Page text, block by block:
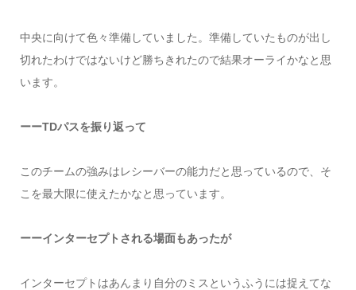
中央に向けて色々準備していました。準備していたものが出し
切れたわけではないけど勝ちきれたので結果オーライかなと思
います。
ーーTDパスを振り返って
このチームの強みはレシーバーの能力だと思っているので、そ
こを最大限に使えたかなと思っています。
ーーインターセプトされる場面もあったが
インターセプトはあんまり自分のミスというふうには捉えてな